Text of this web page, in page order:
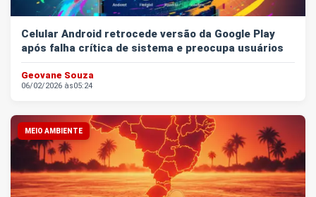
Celular Android retrocede versão da Google Play
após falha crítica de sistema e preocupa usuários
Geovane Souza
06/02/2026 às05:24
MEIO AMBIENTE